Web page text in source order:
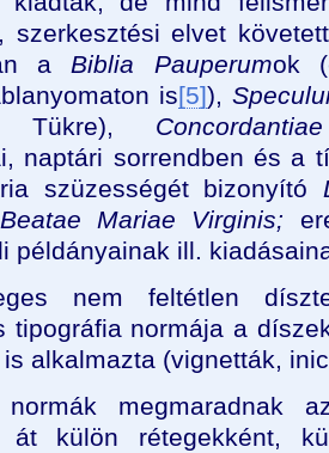
szerkesztési elvet
a Biblia Pauperumok
is[5]),
Tükre),
naptári sorrendben és a
szüzességét bizonyító
Mariae Virginis;
példányainak ill.
nem feltétlen
tipográfia normája a
alkalmazta (vignetták,
megmaradnak
át külön rétegekként,